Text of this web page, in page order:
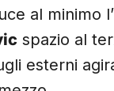
al minimo
spazio al
esterni